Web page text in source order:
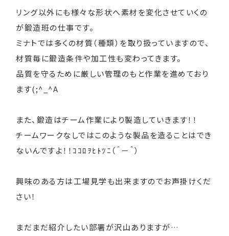
リング以外にも様々な形状へ素材を変化させていくの
が鍛造班の仕事です。
ミナトでは多くの材質（種類）を取り扱っていますので、
材質毎に鍛造条件や加工性も変わってきます。
品質を守るために厳しい管理のもと作業を進めており
ます(;^_^A
また、鍛造はチーム作業により製造していきます！！
チームワークなしではこのような製品を造ることはでき
ないんですよ！！ｺｺﾛｦﾋﾄﾂﾆ（＾－＾）
興味のある方は工場見学も出来ますのでお声掛けくだ
さい！
まだまだ紹介したい部署が沢山ありますが…